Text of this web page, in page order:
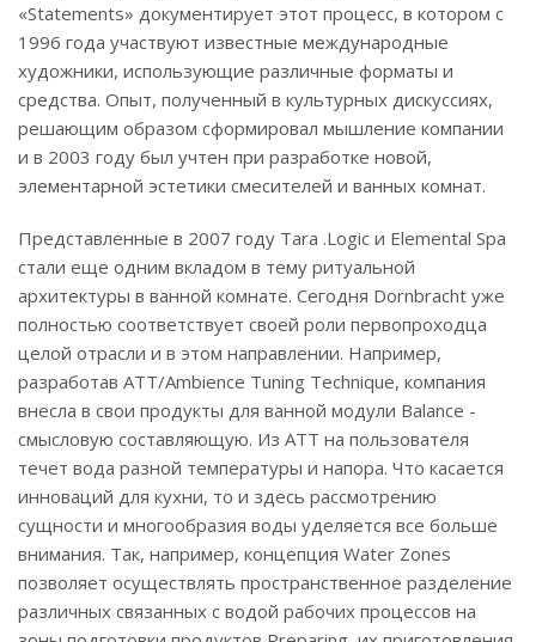
«Statements» документирует этот процесс, в котором с
1996 года участвуют известные международные
художники, использующие различные форматы и
средства. Опыт, полученный в культурных дискуссиях,
решающим образом сформировал мышление компании
и в 2003 году был учтен при разработке новой,
элементарной эстетики смесителей и ванных комнат.
Представленные в 2007 году Tara .Logic и Elemental Spa
стали еще одним вкладом в тему ритуальной
архитектуры в ванной комнате. Сегодня Dornbracht уже
полностью соответствует своей роли первопроходца
целой отрасли и в этом направлении. Например,
разработав ATT/Ambience Tuning Technique, компания
внесла в свои продукты для ванной модули Balance -
смысловую составляющую. Из АТТ на пользователя
течет вода разной температуры и напора. Что касается
инноваций для кухни, то и здесь рассмотрению
сущности и многообразия воды уделяется все больше
внимания. Так, например, концепция Water Zones
позволяет осуществлять пространственное разделение
различных связанных с водой рабочих процессов на